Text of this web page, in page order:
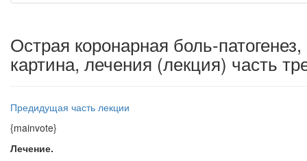
Острая коронарная боль-
картина, лечения (лекция) часть
Предидущая часть лекции
{mainvote}
Лечение.